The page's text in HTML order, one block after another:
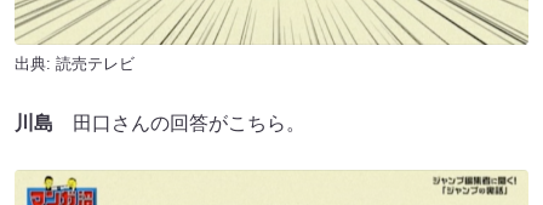
出典: 読売テレビ
川島 田口さんの回答がこちら。